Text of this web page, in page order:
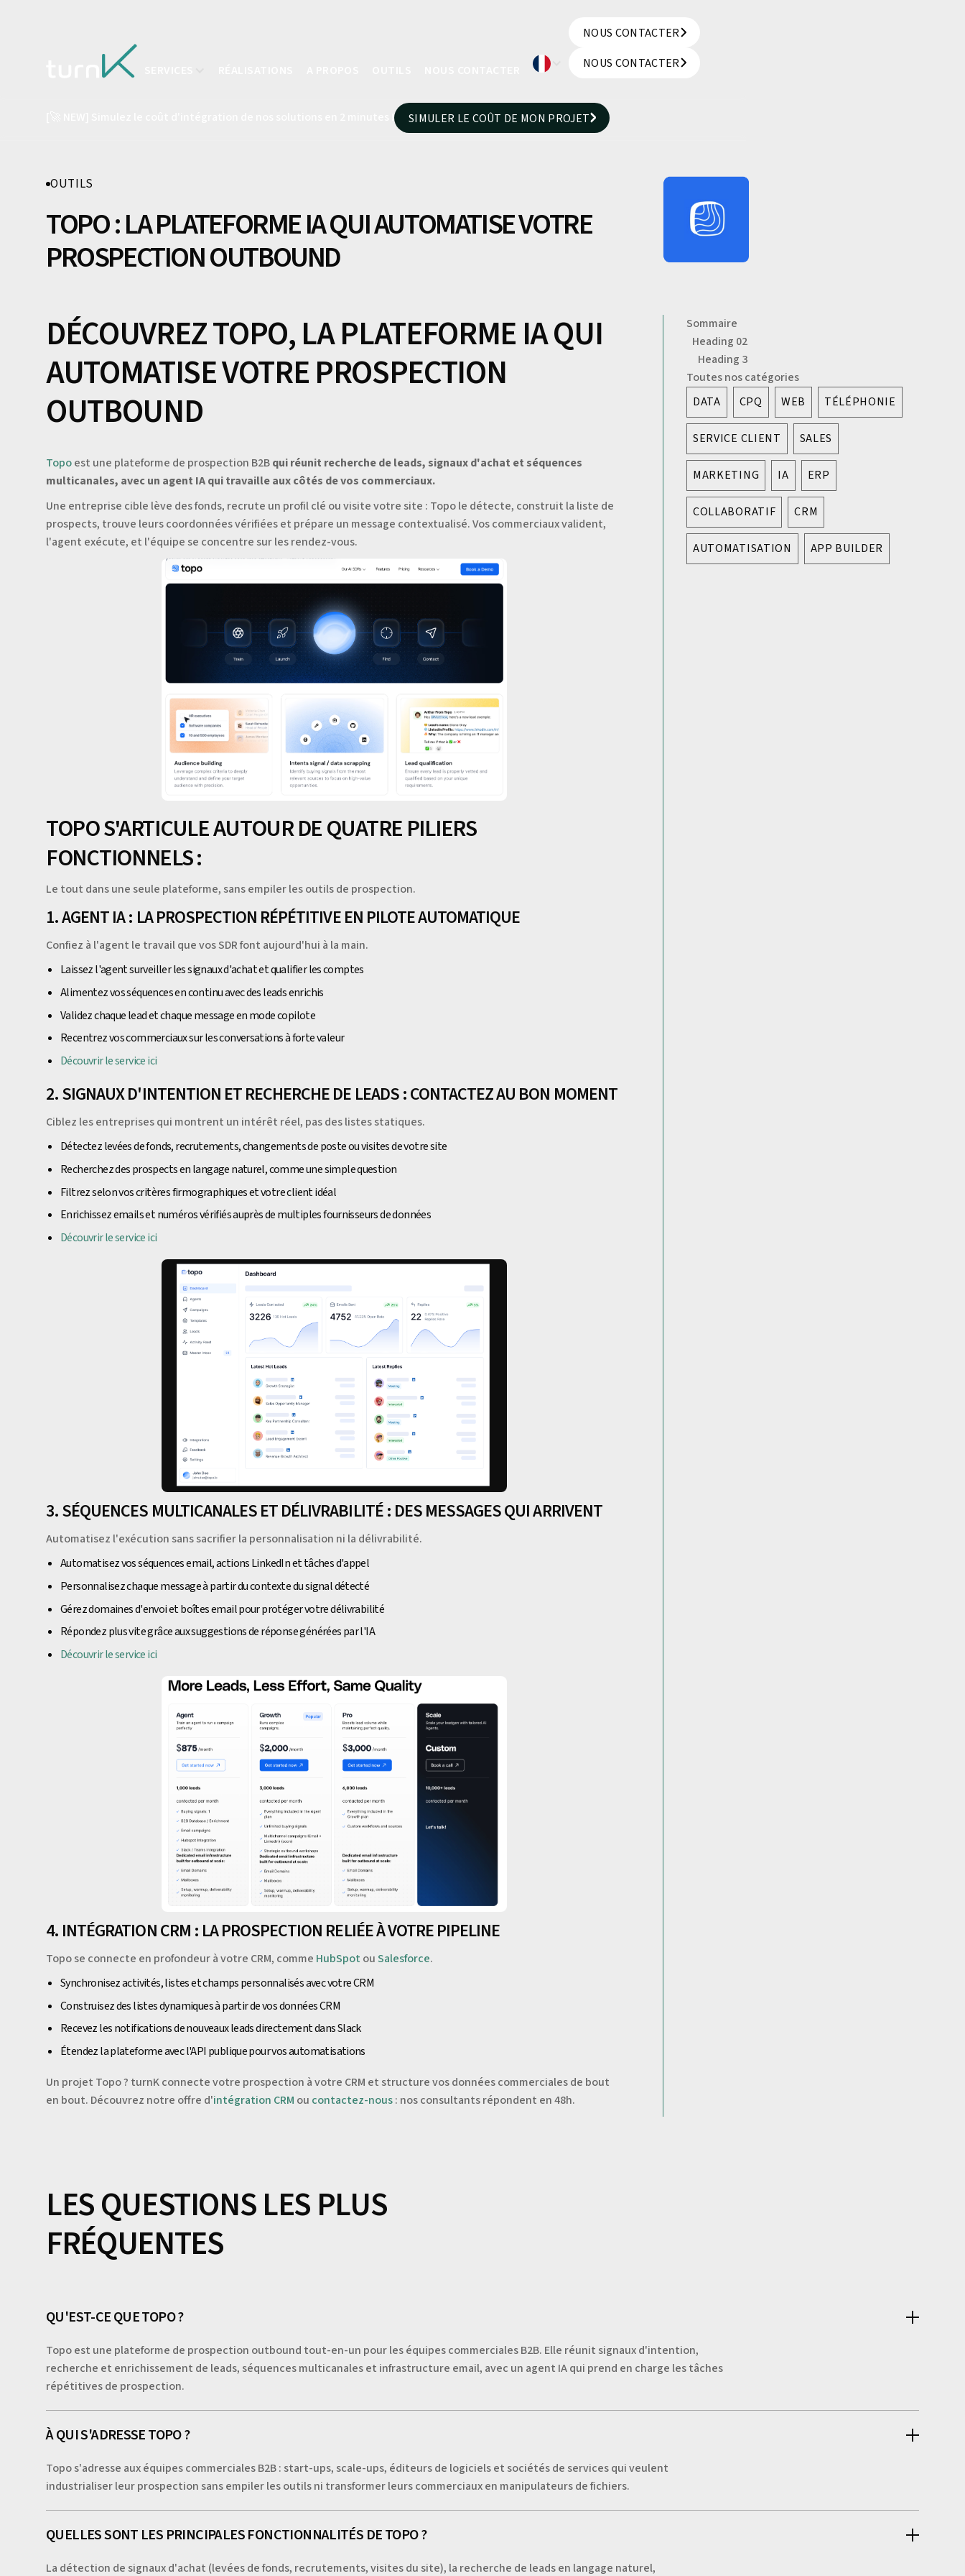
NOUS CONTACTER
NOUS CONTACTER
SIMULER LE COÛT DE MON PROJET
SIMULER LE COÛT DE MON PROJET
OUTILS
TOPO : LA PLATEFORME IA QUI AUTOMATISE VOTRE
PROSPECTION OUTBOUND
DÉCOUVREZ TOPO, LA PLATEFORME IA QUI
AUTOMATISE VOTRE PROSPECTION
OUTBOUND
Topoest une plateforme de prospection B2Bqui réunit recherche de leads, signaux d'achat et séquences
multicanales, avec un agent IA qui travaille aux côtés de vos commerciaux.
Une entreprise cible lève des fonds, recrute un profil clé ou visite votre site : Topo le détecte, construit la liste de
prospects, trouve leurs coordonnées vérifiées et prépare un message contextualisé. Vos commerciaux valident,
l'agent exécute, et l'équipe se concentre sur les rendez-vous.
TOPO S'ARTICULE AUTOUR DE QUATRE PILIERS
FONCTIONNELS :
Le tout dans une seule plateforme, sans empiler les outils de prospection.
1. AGENT IA : LA PROSPECTION RÉPÉTITIVE EN PILOTE AUTOMATIQUE
Confiez à l'agent le travail que vos SDR font aujourd'hui à la main.
Laissez l'agent surveiller les signaux d'achat et qualifier les comptes
Alimentez vos séquences en continu avec des leads enrichis
Validez chaque lead et chaque message en mode copilote
Recentrez vos commerciaux sur les conversations à forte valeur
Découvrir le service ici
2. SIGNAUX D'INTENTION ET RECHERCHE DE LEADS : CONTACTEZ AU BON MOMENT
Ciblez les entreprises qui montrent un intérêt réel, pas des listes statiques.
Détectez levées de fonds, recrutements, changements de poste ou visites de votre site
Recherchez des prospects en langage naturel, comme une simple question
Filtrez selon vos critères firmographiques et votre client idéal
Enrichissez emails et numéros vérifiés auprès de multiples fournisseurs de données
Découvrir le service ici
3. SÉQUENCES MULTICANALES ET DÉLIVRABILITÉ : DES MESSAGES QUI ARRIVENT
Automatisez l'exécution sans sacrifier la personnalisation ni la délivrabilité.
Automatisez vos séquences email, actions LinkedIn et tâches d'appel
Personnalisez chaque message à partir du contexte du signal détecté
Gérez domaines d'envoi et boîtes email pour protéger votre délivrabilité
Répondez plus vite grâce aux suggestions de réponse générées par l'IA
Découvrir le service ici
4. INTÉGRATION CRM : LA PROSPECTION RELIÉE À VOTRE PIPELINE
Topo se connecte en profondeur à votre CRM, comme HubSpot ouSalesforce.
Synchronisez activités, listes et champs personnalisés avec votre CRM
Construisez des listes dynamiques à partir de vos données CRM
Recevez les notifications de nouveaux leads directement dans Slack
Étendez la plateforme avec l'API publique pour vos automatisations
Un projet Topo ? turnK connecte votre prospection à votre CRM et structure vos données commerciales de bout
en bout. Découvrez notre offre d'intégration CRM ou contactez-nous: nos consultants répondent en 48h.
Sommaire
Heading 02
Heading 3
Toutes nos catégories
DATA
CPQ WEB TÉLÉPHONIE
SERVICE CLIENT SALES
MARKETING IA ERP
COLLABORATIF CRM
AUTOMATISATION APP BUILDER
LES QUESTIONS LES PLUS
FRÉQUENTES
QU'EST-CE QUE TOPO ?
Topo est une plateforme de prospection outbound tout-en-un pour les équipes commerciales B2B. Elle réunit signaux d'intention,
recherche et enrichissement de leads, séquences multicanales et infrastructure email, avec un agent IA qui prend en charge les tâches
répétitives de prospection.
À QUI S'ADRESSE TOPO ?
Topo s'adresse aux équipes commerciales B2B : start-ups, scale-ups, éditeurs de logiciels et sociétés de services qui veulent
industrialiser leur prospection sans empiler les outils ni transformer leurs commerciaux en manipulateurs de fichiers.
QUELLES SONT LES PRINCIPALES FONCTIONNALITÉS DE TOPO ?
La détection de signaux d'achat (levées de fonds, recrutements, visites du site), la recherche de leads en langage naturel,